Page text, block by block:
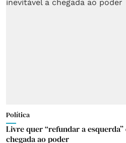
Política
Livre quer “refundar a
chegada ao poder